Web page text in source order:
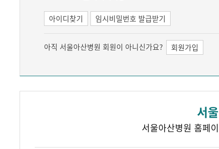
아이디찾기 임시비밀번호 발급받기
아직 서울아산병원 회원이 아니신가요? 회원가입
서
서울아산병원 홈페